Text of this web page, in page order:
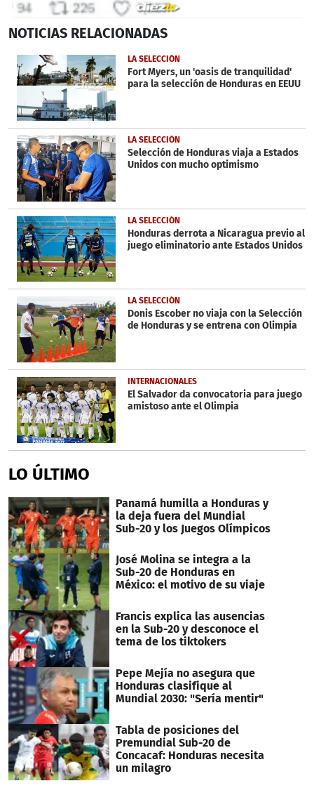
seconds
15
seconds
NOTICIAS RELACIONADAS
LA SELECCIÓN
Fort Myers, un 'oasis de tranquilidad'
para la selección de Honduras en EEUU
LA SELECCIÓN
Selección de Honduras viaja a Estados
Unidos con mucho optimismo
LA SELECCIÓN
Honduras derrota a Nicaragua previo al
juego eliminatorio ante Estados Unidos
LA SELECCIÓN
Donis Escober no viaja con la Selección
de Honduras y se entrena con Olimpia
INTERNACIONALES
El Salvador da convocatoria para juego
amistoso ante el Olimpia
LO ÚLTIMO
Panamá humilla a Honduras y
la deja fuera del Mundial
Sub-20 y los Juegos Olímpicos
José Molina se integra a la
Sub-20 de Honduras en
México: el motivo de su viaje
Francis explica las ausencias
en la Sub-20 y desconoce el
tema de los tiktokers
Pepe Mejía no asegura que
Honduras clasifique al
Mundial 2030: "Sería mentir"
Tabla de posiciones del
Premundial Sub-20 de
Concacaf: Honduras necesita
un milagro